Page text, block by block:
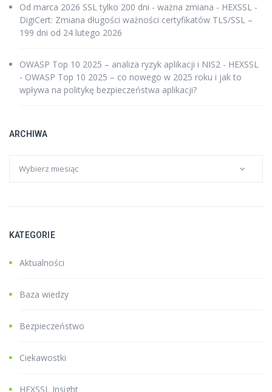
Od marca 2026 SSL tylko 200 dni - ważna zmiana - HEXSSL -
DigiCert: Zmiana długości ważności certyfikatów TLS/SSL –
199 dni od 24 lutego 2026
OWASP Top 10 2025 – analiza ryzyk aplikacji i NIS2 - HEXSSL
- OWASP Top 10 2025 – co nowego w 2025 roku i jak to
wpływa na politykę bezpieczeństwa aplikacji?
ARCHIWA
KATEGORIE
Aktualności
Baza wiedzy
Bezpieczeństwo
Ciekawostki
HEXSSL Insight